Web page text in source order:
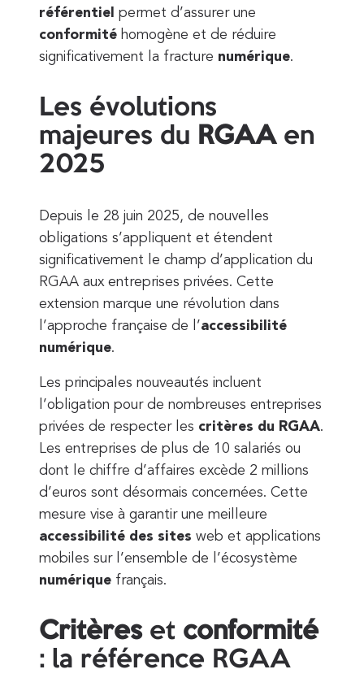
référentiel permet d’assurer une
conformité homogène et de réduire
significativement la fracture numérique.
Les évolutions
majeures du RGAAen
2025
Depuis le 28 juin 2025, de nouvelles
obligations s’appliquent et étendent
significativement le champ d’application du
RGAA aux entreprises privées. Cette
extension marque une révolution dans
l’approche française de l’accessibilité
numérique.
Les principales nouveautés incluent
l’obligation pour de nombreuses entreprises
privées de respecter les critères du RGAA.
Les entreprises de plus de 10 salariés ou
dont le chiffre d’affaires excède 2 millions
d’euros sont désormais concernées. Cette
mesure vise à garantir une meilleure
accessibilité des sites web et applications
mobiles sur l’ensemble de l’écosystème
numérique français.
Critèreset conformité
: la référence RGAA